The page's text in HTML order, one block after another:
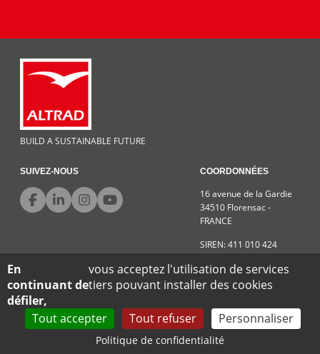
BUILD A SUSTAINABLE FUTURE
SUIVEZ-NOUS COORDONNÉES
16 avenue de la Gardie
34510 Florensac -
FRANCE
SIREN: 411 010 424
Conditions générales de venteMentions légales Confidentialité
Plan du site
Web ex Machina Altrad Plettac Mefran © 2026
En
continuant de
défiler,
vous acceptez l'utilisation de services
tiers pouvant installer des cookies
Tout accepter Tout refuser Personnaliser
Politique de confidentialité